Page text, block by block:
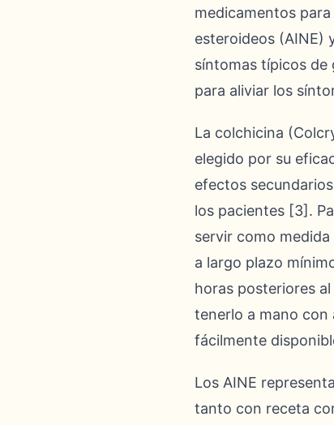
medicamentos
esteroideos (AINE)
síntomas típicos de
para aliviar los
La colchicina
elegido por su
efectos
los pacientes [3].
servir como
a largo plazo
horas posteriores
tenerlo a mano con
fácilmente
Los AINE
tanto con receta